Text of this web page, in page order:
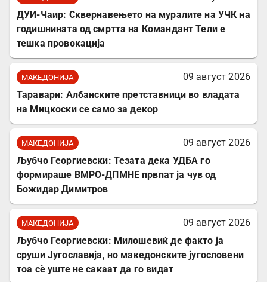
ДУИ-Чаир: Сквернавењето на муралите на УЧК на
годишнината од смртта на Командант Тели е
тешка провокација
МАКЕДОНИЈА
09 август 2026
Таравари: Албанските претставници во владата
на Мицкоски се само за декор
МАКЕДОНИЈА
09 август 2026
Љубчо Георгиевски: Тезата дека УДБА го
формираше ВМРО-ДПМНЕ првпат ја чув од
Божидар Димитров
МАКЕДОНИЈА
09 август 2026
Љубчо Георгиевски: Милошевиќ де факто ја
сруши Југославија, но македонските југословени
тоа сè уште не сакаат да го видат